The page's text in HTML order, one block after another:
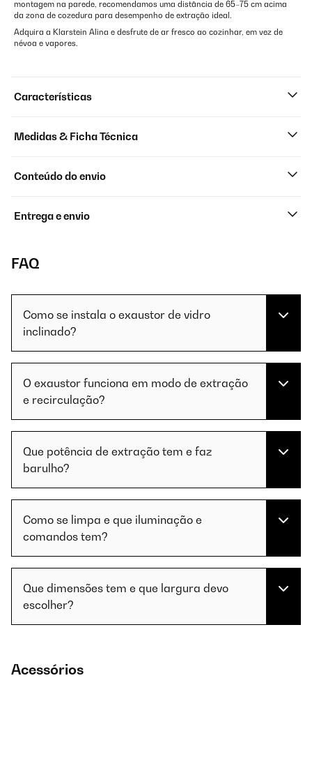
montagem na parede, recomendamos uma distância de 65–75 cm acima
da zona de cozedura para desempenho de extração ideal.
Adquira a Klarstein Alina e desfrute de ar fresco ao cozinhar, em vez de
névoa e vapores.
Características
Medidas & Ficha Técnica
Conteúdo do envio
Entrega e envio
FAQ
Como se instala o exaustor de vidro
inclinado?
O exaustor funciona em modo de extração
e recirculação?
Que potência de extração tem e faz
barulho?
Como se limpa e que iluminação e
comandos tem?
Que dimensões tem e que largura devo
escolher?
Acessórios